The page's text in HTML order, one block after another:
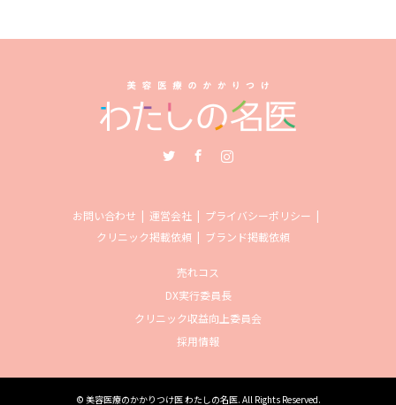
お問い合わせ 運営会社
プライバシーポリシー
クリニック掲載依頼
ブランド掲載依頼
売れコス
DX実行委員長
クリニック収益向上委員会
採用情報
© 美容医療のかかりつけ医 わたしの名医. All Rights Reserved.